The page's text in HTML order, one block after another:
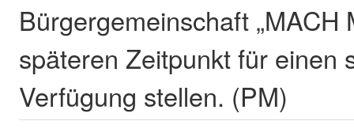
Bürgergemeinschaft „MACH
späteren Zeitpunkt für einen
Verfügung stellen. (PM)